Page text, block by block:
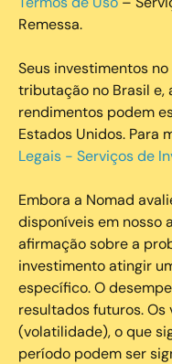
Remessa.
Seus investimentos
tributação no Brasil e,
rendimentos podem
Estados Unidos. Para
Legais - Serviços de
Embora a Nomad
disponíveis em nosso
afirmação sobre a
investimento atingir
específico. O
resultados futuros.
(volatilidade), o que
período podem ser